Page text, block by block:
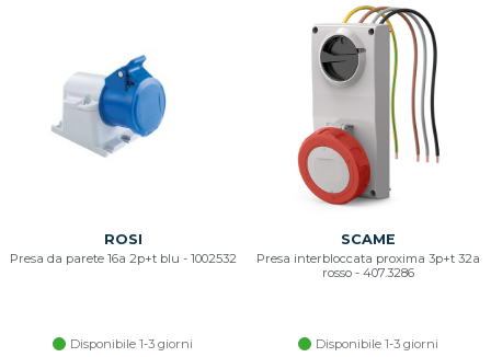
ROSI
Presa da parete 16a 2p+t blu - 1002532
Disponibile 1-3 giorni
SCAME
Presa interbloccata proxima 3p+t 32a
rosso - 407.3286
Disponibile 1-3 giorni